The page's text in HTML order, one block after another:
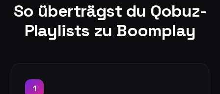
So überträgst du Qobuz-
Playlists zu Boomplay
1